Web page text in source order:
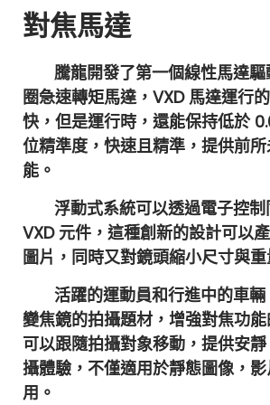
對焦馬達
騰龍開發了第一個線性馬達驅
圈急速轉矩馬達，VXD 馬達運行
快，但是運行時，還能保持低於
位精準度，快速且精準，提供前
能。
浮動式系統可以透過電子控制
VXD 元件，這種創新的設計可以
圖片，同時又對鏡頭縮小尺寸與重
活躍的運動員和行進中的車輛
變焦鏡的拍攝題材，增強對焦功
可以跟隨拍攝對象移動，提供安
攝體驗，不僅適用於靜態圖像，
用。